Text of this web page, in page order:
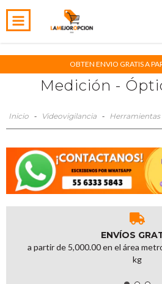
OBTEN ENVIO GRATIS A
Medición -
Inicio - Videovigilancia - Herramientas
ENVÍOS
a partir de 5,000.00 en el área
kg